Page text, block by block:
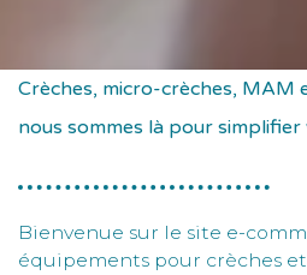
Crèches, micro-crèches, MAM
nous sommes là pour
Bienvenue sur le site e-
équipements pour crèches